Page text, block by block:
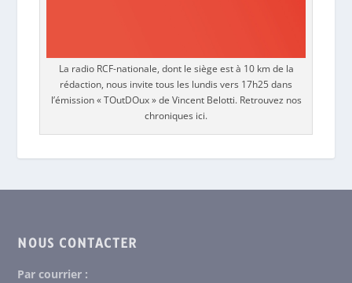
La radio RCF-nationale, dont le siège est à 10 km de la
rédaction, nous invite tous les lundis vers 17h25 dans
l’émission « TOutDOux » de Vincent Belotti. Retrouvez nos
chroniques ici.
NOUS CONTACTER
Par courrier :